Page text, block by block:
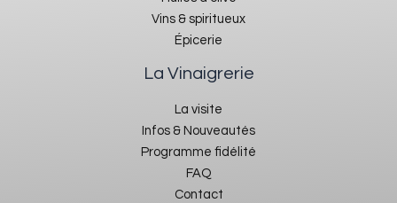
Vins & spiritueux
Épicerie
La Vinaigrerie
La visite
Infos & Nouveautés
Programme fidélité
FAQ
Contact